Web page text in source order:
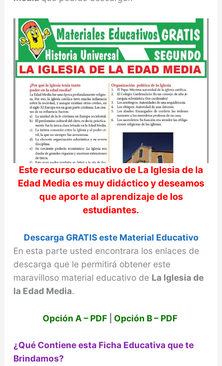
Este recurso educativo de La Iglesia de la
Edad Media es muy didáctico y deseamos
que aporte al aprendizaje de los
estudiantes.
Descarga GRATIS este Material Educativo
En esta parte usted encontrara los enlaces de
descarga que le permitirá obtener este
maravilloso material educativo de La Iglesia de
la Edad Media.
Opción A – PDF Opción B – PDF
¿Qué Contiene esta Ficha Educativa que te
Brindamos?